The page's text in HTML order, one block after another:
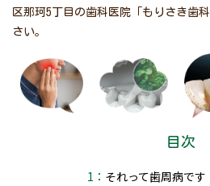
区那珂5丁目の歯科医院「もりさき歯
さい。
目次
1：それって歯周病です